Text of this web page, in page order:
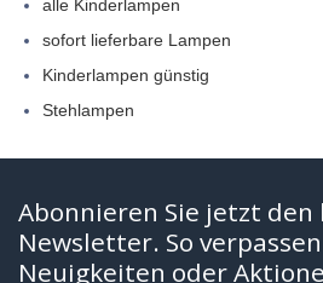
alle Kinderlampen
sofort lieferbare Lampen
Kinderlampen günstig
Stehlampen
Abonnieren Sie jetzt den
Newsletter. So
Neuigkeiten oder